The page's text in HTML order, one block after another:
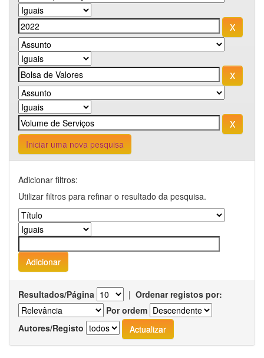
Iniciar uma nova pesquisa
Adicionar filtros:
Utilizar filtros para refinar o resultado da pesquisa.
Resultados/Página | Ordenar registos por:
Por ordem
Autores/Registo